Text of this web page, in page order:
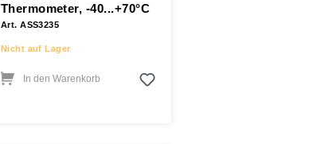
Thermometer, -40...+70°C
Art. ASS3235
Nicht auf Lager
In den Warenkorb